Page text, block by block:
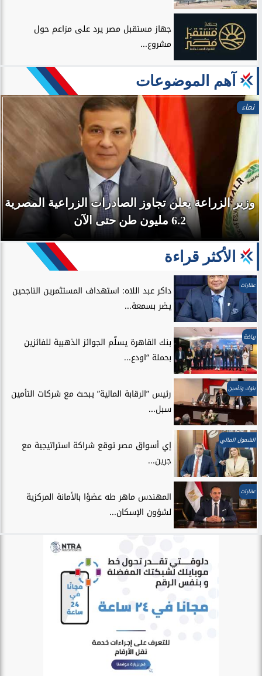
جهاز مستقبل مصر يرد على مزاعم حول
مشروع...
آهم الموضوعات
نماء
وزير الزراعة يعلن تجاوز الصادرات الزراعية المصرية
6.2 مليون طن حتى الآن
الأكثر قراءة
عقارات
داكر عبد اللاه: استهداف المستثمرين الناجحين
يضر بسمعة...
رياضة
بنك القاهرة يسلّم الجوائز الذهبية للفائزين
بحملة “اودع...
بنوك وتأمين
رئيس ”الرقابة المالية” يبحث مع شركات التأمين
سبل...
الشمول المالي
إي أسواق مصر توقع شراكة استراتيجية مع
جرين...
عقارات
المهندس ماهر طه عضوًا بالأمانة المركزية
لشؤون الإسكان...